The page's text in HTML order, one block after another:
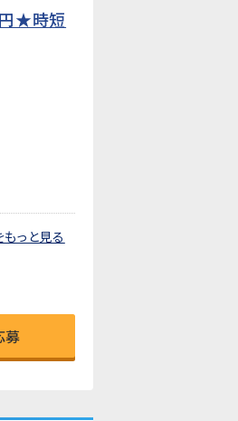
円★時短
っと見る
募